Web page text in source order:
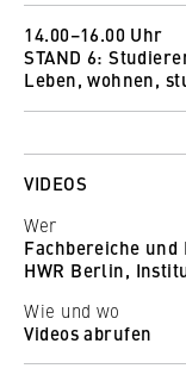
So funktioniert
So funktioniert
Wer
Christin Gehner
Anne Hübner
14.00–16.00 Uhr
STAND 6:
Leben, wohnen,
Wer
Wie und wo
So funktioniert
VIDEOS
Wer
Fachbereiche und
HWR Berlin,
Wie und wo
Videos abrufen